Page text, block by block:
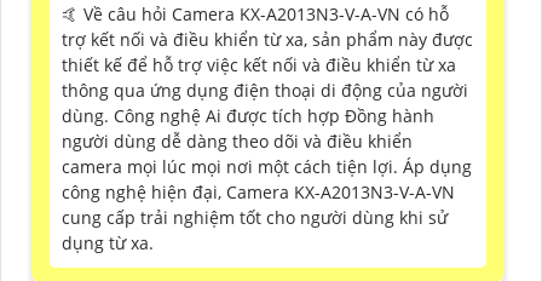
🤙 Về câu hỏi Camera KX-A2013N3-V-A-VN có hỗ
trợ kết nối và điều khiển từ xa, sản phẩm này được
thiết kế để hỗ trợ việc kết nối và điều khiển từ xa
thông qua ứng dụng điện thoại di động của người
dùng. Công nghệ Ai được tích hợp Đồng hành
người dùng dễ dàng theo dõi và điều khiển
camera mọi lúc mọi nơi một cách tiện lợi. Áp dụng
công nghệ hiện đại, Camera KX-A2013N3-V-A-VN
cung cấp trải nghiệm tốt cho người dùng khi sử
dụng từ xa.